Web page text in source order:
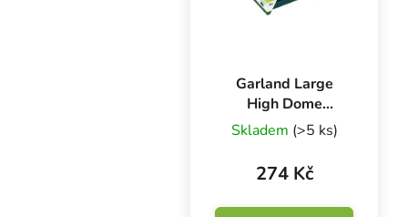
Garland Large
High Dome
Propagator s
drenáží
37.5x23x18 cm,
plastový skleníček
Skladem (>5 ks)
274 Kč